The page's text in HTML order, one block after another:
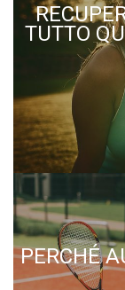
TUTTO
PERCHÉ